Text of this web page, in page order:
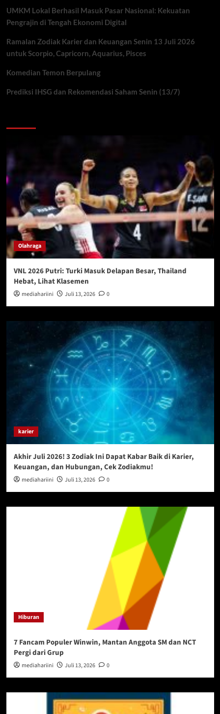
UMKM Lokal Berhasil Masuk Pasar Nasional: Kekuatan
Pengrajin di Tengah Ekonomi Digital
Ramalan Zodiak Karier dan Keuangan Senin 13 Juli 2026
untuk Scorpio, Capricorn, Aquarius, Pisces
Komedian Temon Berpulang
Prediksi IHSG dan Rekomendasi Saham Senin (13/7)
Olahraga
VNL 2026 Putri: Turki Masuk Delapan Besar, Thailand
Hebat, Lihat Klasemen
mediahariini Juli 13, 2026 0
karier
Akhir Juli 2026! 3 Zodiak Ini Dapat Kabar Baik di Karier,
Keuangan, dan Hubungan, Cek Zodiakmu!
mediahariini Juli 13, 2026 0
Hiburan
7 Fancam Populer Winwin, Mantan Anggota SM dan NCT
Pergi dari Grup
mediahariini Juli 13, 2026 0